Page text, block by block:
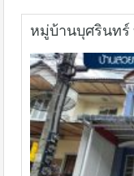
หมู่บ้านบุศรินทร์